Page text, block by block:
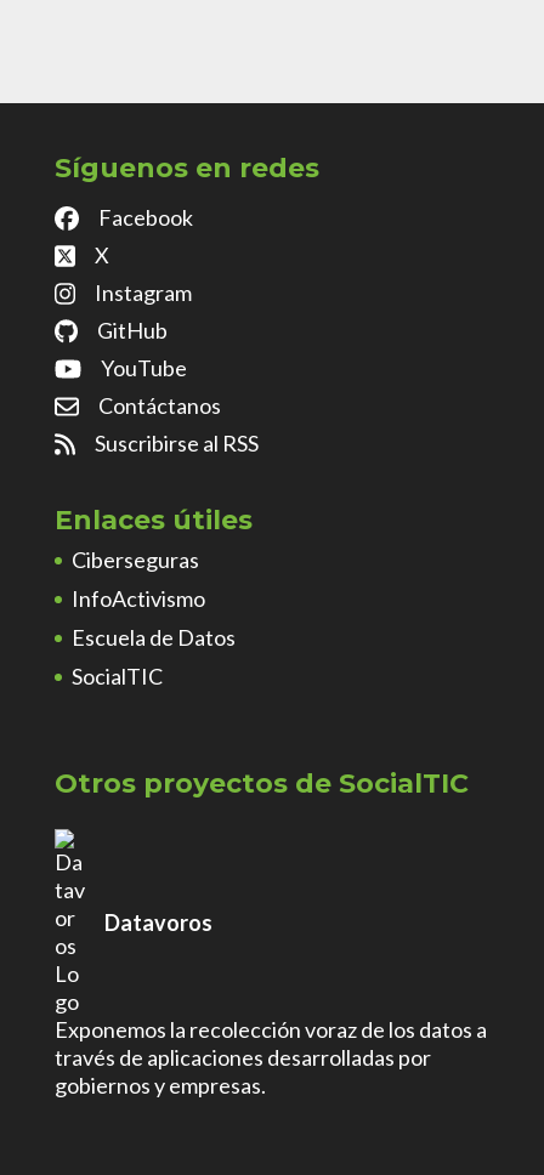
Síguenos en redes
Facebook
X
Instagram
GitHub
YouTube
Contáctanos
Suscribirse al RSS
Enlaces útiles
Ciberseguras
InfoActivismo
Escuela de Datos
SocialTIC
Otros proyectos de SocialTIC
Datavoros
Exponemos la recolección voraz de los datos a
través de aplicaciones desarrolladas por
gobiernos y empresas.